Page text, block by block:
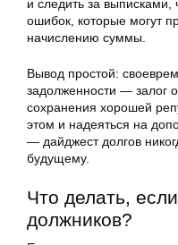
и следить за выписками,
ошибок, которые могут
начислению суммы.
Вывод простой:
задолженности — залог
сохранения хорошей
этом и надеяться на
— дайджест долгов
будущему.
Что делать,
должников?